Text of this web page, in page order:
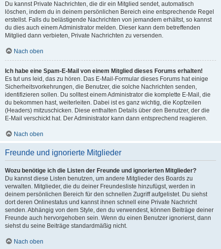
Du kannst Private Nachrichten, die dir ein Mitglied sendet, automatisch
löschen, indem du in deinem persönlichen Bereich eine entsprechende Regel
erstellst. Falls du belästigende Nachrichten von jemandem erhältst, so kannst
du dies auch einem Administrator melden. Dieser kann dem betreffenden
Mitglied dann verbieten, Private Nachrichten zu versenden.
Nach oben
Ich habe eine Spam-E-Mail von einem Mitglied dieses Forums erhalten!
Es tut uns leid, das zu hören. Das E-Mail-Formular dieses Forums hat einige
Sicherheitsvorkehrungen, die Benutzer, die solche Nachrichten senden,
identifizieren sollen. Du solltest einem Administrator die komplette E-Mail, die
du bekommen hast, weiterleiten. Dabei ist es ganz wichtig, die Kopfzeilen
(Headers) mitzuschicken. Diese enthalten Details über den Benutzer, der die
E-Mail verschickt hat. Der Administrator kann dann entsprechend reagieren.
Nach oben
Freunde und ignorierte Mitglieder
Wozu benötige ich die Listen der Freunde und ignorierten Mitglieder?
Du kannst diese Listen benutzen, um andere Mitglieder des Boards zu
verwalten. Mitglieder, die du deiner Freundesliste hinzufügst, werden in
deinem persönlichen Bereich für den schnellen Zugriff aufgelistet. Du siehst
dort deren Onlinestatus und kannst ihnen schnell eine Private Nachricht
senden. Abhängig von dem Style, den du verwendest, können Beiträge deiner
Freunde auch hervorgehoben sein. Wenn du einen Benutzer ignorierst, dann
siehst du seine Beiträge standardmäßig nicht.
Nach oben